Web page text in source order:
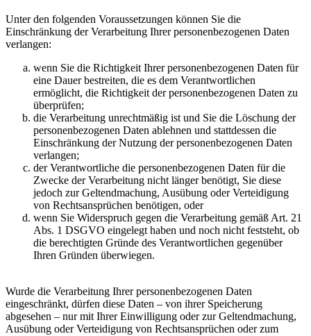
Unter den folgenden Voraussetzungen können Sie die
Einschränkung der Verarbeitung Ihrer personenbezogenen Daten
verlangen:
wenn Sie die Richtigkeit Ihrer personenbezogenen Daten für
eine Dauer bestreiten, die es dem Verantwortlichen
ermöglicht, die Richtigkeit der personenbezogenen Daten zu
überprüfen;
die Verarbeitung unrechtmäßig ist und Sie die Löschung der
personenbezogenen Daten ablehnen und stattdessen die
Einschränkung der Nutzung der personenbezogenen Daten
verlangen;
der Verantwortliche die personenbezogenen Daten für die
Zwecke der Verarbeitung nicht länger benötigt, Sie diese
jedoch zur Geltendmachung, Ausübung oder Verteidigung
von Rechtsansprüchen benötigen, oder
wenn Sie Widerspruch gegen die Verarbeitung gemäß Art. 21
Abs. 1 DSGVO eingelegt haben und noch nicht feststeht, ob
die berechtigten Gründe des Verantwortlichen gegenüber
Ihren Gründen überwiegen.
Wurde die Verarbeitung Ihrer personenbezogenen Daten
eingeschränkt, dürfen diese Daten – von ihrer Speicherung
abgesehen – nur mit Ihrer Einwilligung oder zur Geltendmachung,
Ausübung oder Verteidigung von Rechtsansprüchen oder zum